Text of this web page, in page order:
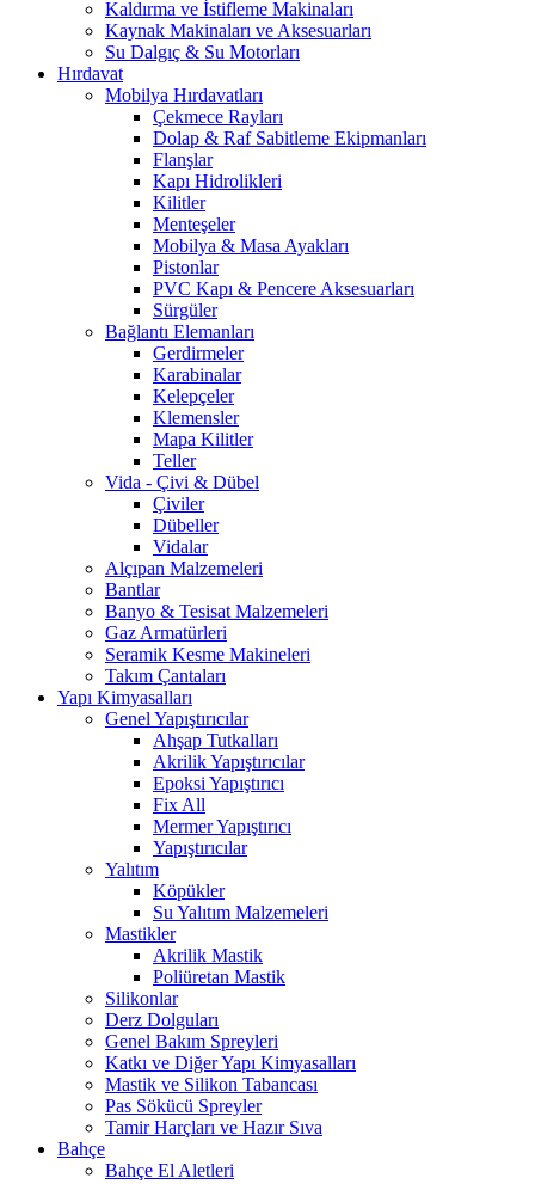
Kaldırma ve İstifleme Makinaları
Kaynak Makinaları ve Aksesuarları
Su Dalgıç & Su Motorları
Hırdavat
Mobilya Hırdavatları
Çekmece Rayları
Dolap & Raf Sabitleme Ekipmanları
Flanşlar
Kapı Hidrolikleri
Kilitler
Menteşeler
Mobilya & Masa Ayakları
Pistonlar
PVC Kapı & Pencere Aksesuarları
Sürgüler
Bağlantı Elemanları
Gerdirmeler
Karabinalar
Kelepçeler
Klemensler
Mapa Kilitler
Teller
Vida - Çivi & Dübel
Çiviler
Dübeller
Vidalar
Alçıpan Malzemeleri
Bantlar
Banyo & Tesisat Malzemeleri
Gaz Armatürleri
Seramik Kesme Makineleri
Takım Çantaları
Yapı Kimyasalları
Genel Yapıştırıcılar
Ahşap Tutkalları
Akrilik Yapıştırıcılar
Epoksi Yapıştırıcı
Fix All
Mermer Yapıştırıcı
Yapıştırıcılar
Yalıtım
Köpükler
Su Yalıtım Malzemeleri
Mastikler
Akrilik Mastik
Poliüretan Mastik
Silikonlar
Derz Dolguları
Genel Bakım Spreyleri
Katkı ve Diğer Yapı Kimyasalları
Mastik ve Silikon Tabancası
Pas Sökücü Spreyler
Tamir Harçları ve Hazır Sıva
Bahçe
Bahçe El Aletleri